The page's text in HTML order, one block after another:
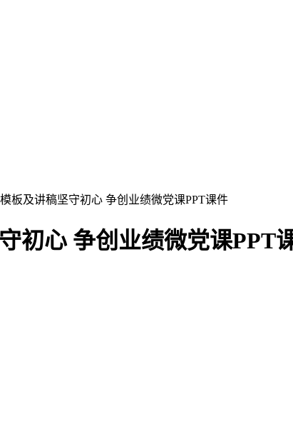
板及讲稿坚守初心 争创业绩微党课PPT课件
初心 争创业绩微党课PPT